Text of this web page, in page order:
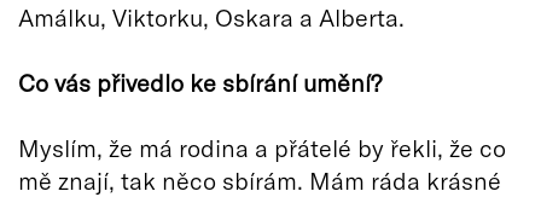
Amálku, Viktorku, Oskara a Alberta.
Co vás přivedlo ke sbírání umění?
Myslím, že má rodina a přátelé by řekli, že co
mě znají, tak něco sbírám. Mám ráda krásné